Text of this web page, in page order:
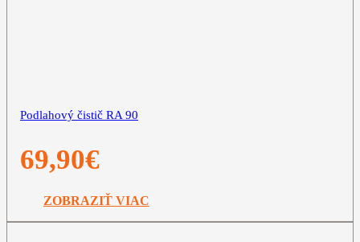
Podlahový čistič RA 90
69,90€
ZOBRAZIŤ VIAC